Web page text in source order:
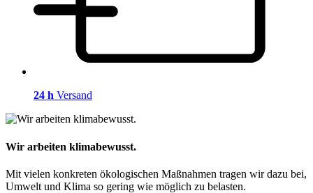
24 h Versand
Wir arbeiten klimabewusst.
Mit vielen konkreten ökologischen Maßnahmen tragen wir dazu bei,
Umwelt und Klima so gering wie möglich zu belasten.